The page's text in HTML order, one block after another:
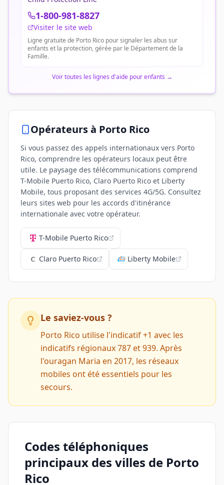
1-800-981-8827
Visiter le site web
Ligne gratuite de Porto Rico pour signaler les abus sur
enfants et la protection, gérée par le Département de la
Famille.
Voir toutes les lignes d'aide pour enfants →
Opérateursà Porto Rico
Si vous passez des appels internationaux vers Porto
Rico, comprendre les opérateurs locaux peut être
utile. Le paysage des télécommunications comprend
T-Mobile Puerto Rico, Claro Puerto Rico et Liberty
Mobile, tous proposant des services 4G/5G. Consultez
leurs sites web pour les accords d'itinérance
internationale avec votre opérateur.
T-Mobile Puerto Rico
Claro Puerto Rico Liberty Mobile
Le saviez-vous ?
Porto Rico utilise l'indicatif +1 avec les
indicatifs régionaux 787 et 939. Après
l'ouragan Maria en 2017, les réseaux
mobiles ont été essentiels pour les
secours.
Codes téléphoniques
principaux des villes de Porto
Rico